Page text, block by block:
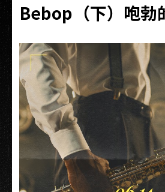
Bebop（下）咆勃